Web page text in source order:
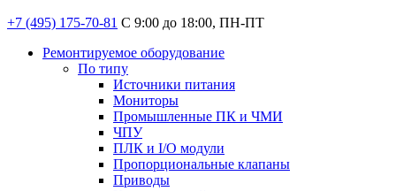
+7 (495) 175-70-81 C 9:00 до 18:00, ПН-ПТ
Ремонтируемое оборудование
По типу
Источники питания
Мониторы
Промышленные ПК и ЧМИ
ЧПУ
ПЛК и I/O модули
Пропорциональные клапаны
Приводы